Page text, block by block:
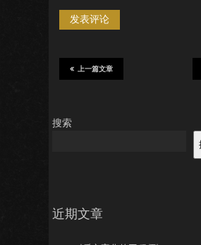
上一篇文章
搜索
近期文章